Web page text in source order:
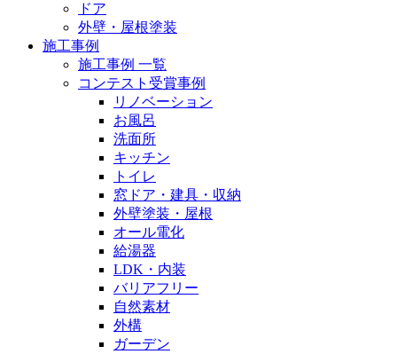
ドア
外壁・屋根塗装
施工事例
施工事例 一覧
コンテスト受賞事例
リノベーション
お風呂
洗面所
キッチン
トイレ
窓ドア・建具・収納
外壁塗装・屋根
オール電化
給湯器
LDK・内装
バリアフリー
自然素材
外構
ガーデン